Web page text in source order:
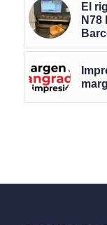
El
N78